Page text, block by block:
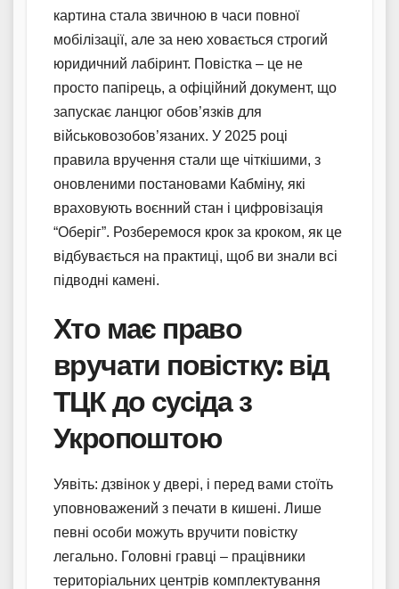
картина стала звичною в часи повної
мобілізації, але за нею ховається строгий
юридичний лабіринт. Повістка – це не
просто папірець, а офіційний документ, що
запускає ланцюг обов’язків для
військовозобов’язаних. У 2025 році
правила вручення стали ще чіткішими, з
оновленими постановами Кабміну, які
враховують воєнний стан і цифровізація
“Оберіг”. Розберемося крок за кроком, як це
відбувається на практиці, щоб ви знали всі
підводні камені.
Хто має право
вручати повістку: від
ТЦК до сусіда з
Укропоштою
Уявіть: дзвінок у двері, і перед вами стоїть
уповноважений з печати в кишені. Лише
певні особи можуть вручити повістку
легально. Головні гравці – працівники
територіальних центрів комплектування